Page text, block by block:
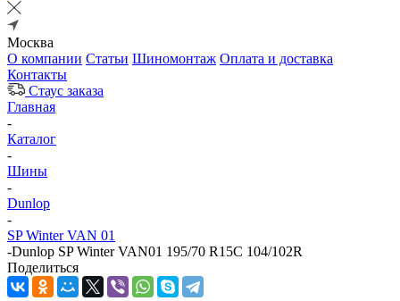
Москва
О компании Статьи Шиномонтаж Оплата и доставка
Контакты
Стаус заказа
Главная
-
Каталог
-
Шины
-
Dunlop
-
SP Winter VAN 01
-Dunlop SP Winter VAN01 195/70 R15C 104/102R
Поделиться